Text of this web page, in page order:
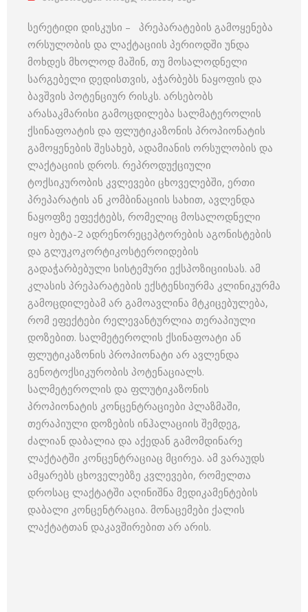
სერეტიდი დისკუსი – პრეპარატების გამოყენება
ორსულობის და ლაქტაციის პერიოდში უნდა
მოხდეს მხოლოდ მაშინ, თუ მოსალოდნელი
სარგებელი დედისთვის, აჭარბებს ნაყოფის და
ბავშვის პოტენციურ რისკს. არსებობს
არასაკმარისი გამოცდილება სალმატეროლის
ქსინაფოატის და ფლუტიკაზონის პროპიონატის
გამოყენების შესახებ, ადამიანის ორსულობის და
ლაქტაციის დროს. რეპროდუქციული
ტოქსიკურობის კვლევები ცხოველებში, ერთი
პრეპარატის ან კომბინაციის სახით, ავლენდა
ნაყოფზე ეფექტებს, რომელიც მოსალოდნელი
იყო ბეტა-2 ადრენორეცეპტორების აგონისტების
და გლუკოკორტიკოსტეროიდების
გადაჭარბებული სისტემური ექსპოზიციისას. ამ
კლასის პრეპარატების ექსტენსიურმა კლინიკურმა
გამოცდილებამ არ გამოავლინა მტკიცებულება,
რომ ეფექტები რელევანტურლია თერაპიული
დოზებით. სალმეტეროლის ქსინაფოატი ან
ფლუტიკაზონის პროპიონატი არ ავლენდა
გენოტოქსიკურობის პოტენაციალს.
სალმეტეროლის და ფლუტიკაზონის
პროპიონატის კონცენტრაციები პლაზმაში,
თერაპიული დოზების ინჰალაციის შემდეგ,
ძალიან დაბალია და აქედან გამომდინარე
ლაქტატში კონცენტრაციაც მცირეა. ამ ვარაუდს
ამყარებს ცხოველებზე კვლევები, რომელთა
დროსაც ლაქტატში აღინიშნა მედიკამენტების
დაბალი კონცენტრაცია. მონაცემები ქალის
ლაქტატთან დაკავშირებით არ არის.